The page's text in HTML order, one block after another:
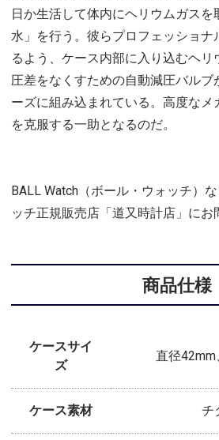
日か生活して体内にヘリウムガス
水」を行う。彼らプロフェッショナ
るよう、ケース内部に入り込むヘ
圧差をなくすための自動減圧バルブ
ーズに組み込まれている。高度な
を克服する一助となるのだ。
BALL Watch（ボール・ウォッチ）
ッチ正規販売店「道又時計店」にお
商品仕様
ケースサイ
ズ
直径
ケース素材 チ